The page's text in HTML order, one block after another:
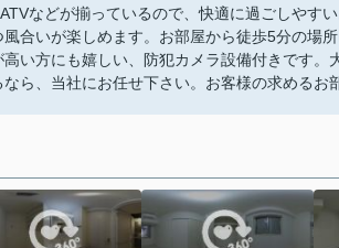
などが揃っているので、快適に過ごしやす
合いが楽しめます。お部屋から徒歩5分の場
高い方にも嬉しい、防犯カメラ設備付きです
ら、当社にお任せ下さい。お客様の求めるお